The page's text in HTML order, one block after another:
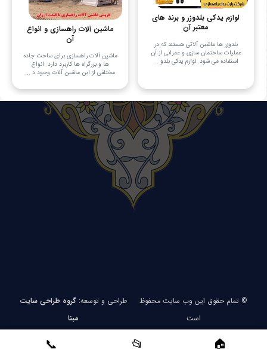
لوازم یدکی بلدوزر و برند های
معتبر آن
بلدوزر ها ماشین آلاتی هستند که در
عملیات ساختمان سازی و عمرانی از آن
استفاده می شود. لوازم یدکی بلدو ...
ماشین آلات راهسازی و انواع
آن
ماشین آلات راهسازی برای ساخت جاده
ها و بزرگراه ها کاربرد دارد. انواع
مختلفی از این ماشین آلات وجود د ...
© تمام حقوق این وب سایت محفوظ
است
طراحی و توسعه: گروه طراحی سایت
مبنا